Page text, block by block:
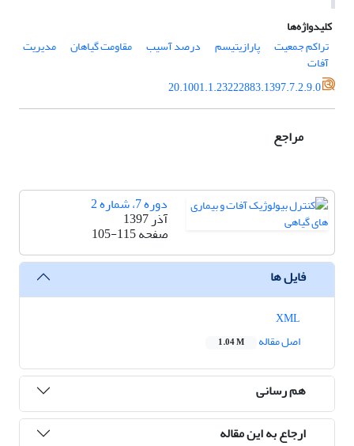
کلیدواژه‌ها
تراکم جمعیت
پارازیتیسم درصد آسیب مقاومت گیاهان مدیریت
آفات
20.1001.1.23222883.1397.7.2.9.0
مراجع
دوره 7، شماره 2
آذر 1397
صفحه105-115
فایل ها
اصل مقاله
1.04 M
هم رسانی
ارجاع به این مقاله